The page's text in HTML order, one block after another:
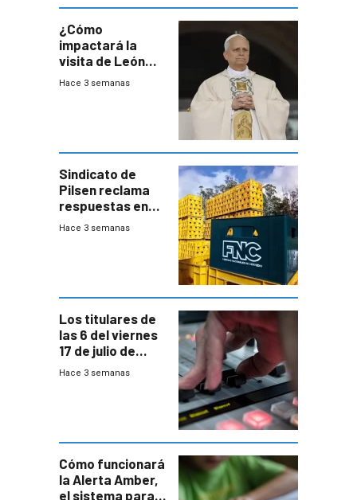
¿Cómo
impactará la
visita de León
XIV a Uruguay?
Hace 3 semanas
Sindicato de
Pilsen reclama
respuestas en
medio de
Hace 3 semanas
Los titulares de
las 6 del viernes
17 de julio de
2026
Hace 3 semanas
Cómo funcionará
la Alerta Amber,
el sistema para